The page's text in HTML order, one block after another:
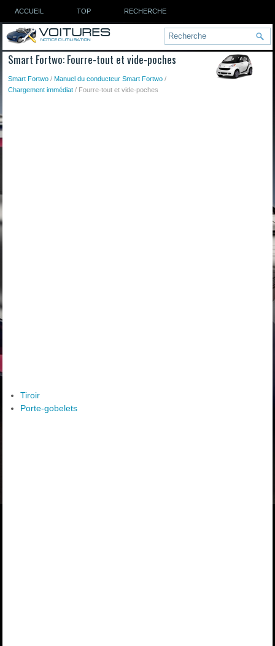
ACCUEIL TOP RECHERCHE
Smart Fortwo: Fourre-tout et vide-poches
Smart Fortwo /Manuel du conducteur Smart Fortwo /
Chargement immédiat / Fourre-tout et vide-poches
Tiroir
Porte-gobelets